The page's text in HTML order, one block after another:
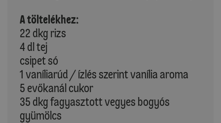
A töltelékhez:
22 dkg rizs
4 dl tej
csipet só
1 vaníliarúd / ízlés szerint vanília aroma
5 evőkanál cukor
35 dkg fagyasztott vegyes bogyós
gyümölcs